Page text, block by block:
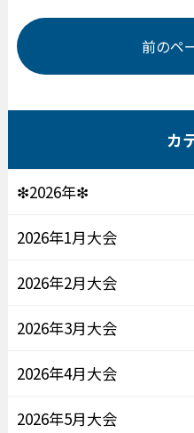
前のペ
カ
❇2026年❇
2026年1月大会
2026年2月大会
2026年3月大会
2026年4月大会
2026年5月大会